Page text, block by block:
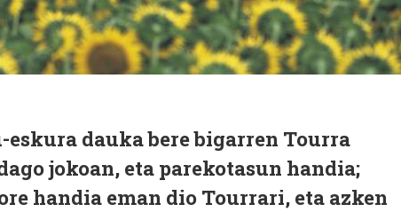
eskura dauka bere bigarren Tourra
jokoan, eta parekotasun handia;
handia eman dio Tourrari, eta azken